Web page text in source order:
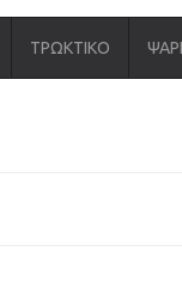
ΤΡΩΚΤΙΚΟ ΨΑΡΙ